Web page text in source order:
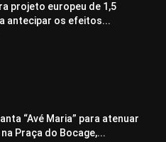
projeto europeu de 1,5
antecipar os efeitos...
“Avé Maria” para atenuar
Praça do Bocage,...